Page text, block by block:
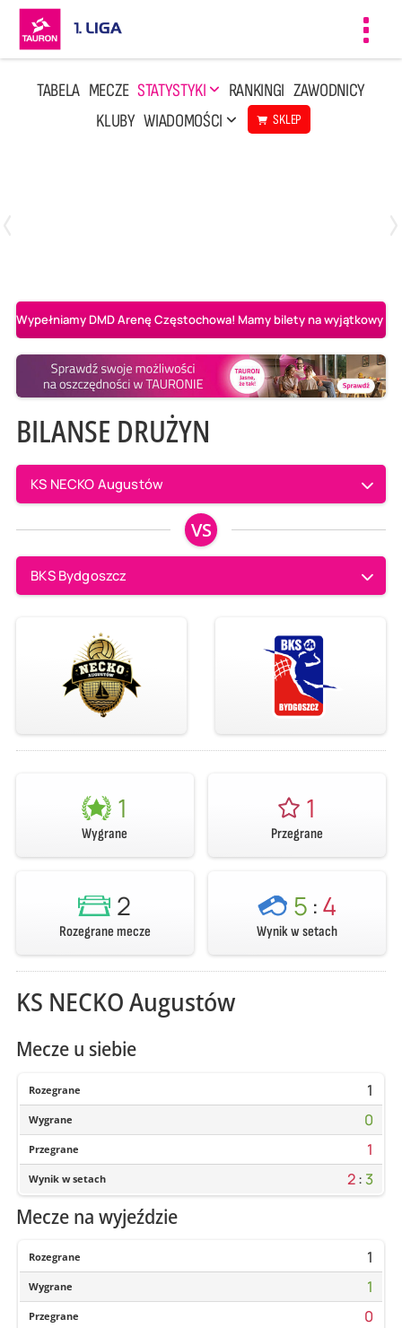
TABELA MECZE STATYSTYKI RANKINGI ZAWODNICY
KLUBY WIADOMOŚCI SKLEP
Wypełniamy DMD Arenę Częstochowa! Mamy bilety na wyjątkowy
BILANSE DRUŻYN
KS NECKO Augustów
VS
BKS Bydgoszcz
1
Wygrane
1
Przegrane
2
Rozegrane mecze
5 :4
Wynik w setach
KS NECKO Augustów
Mecze u siebie
Rozegrane 1
Wygrane 0
Przegrane 1
Wynik w setach 2: 3
Mecze na wyjeździe
Rozegrane 1
Wygrane 1
Przegrane 0